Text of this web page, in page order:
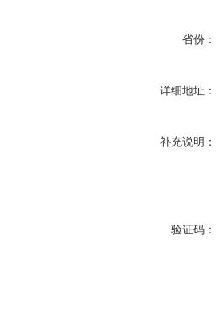
省份：
详细地址：
补充说明：
验证码：